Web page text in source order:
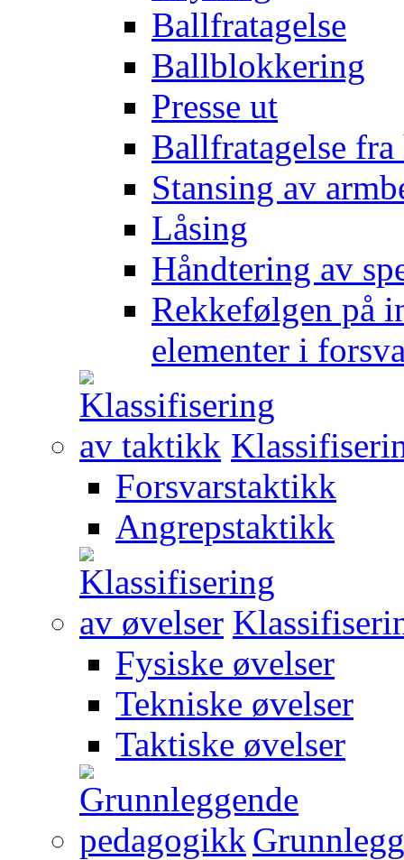
Ballfratagelse
Ballblokkering
Presse ut
Ballfratagelse fra
Stansing av
Låsing
Håndtering av
Rekkefølgen på
elementer i
Forsvarstaktikk
Angrepstaktikk
Fysiske øvelser
Tekniske øvelser
Taktiske øvelser